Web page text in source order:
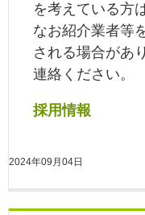
を考えている方
なお紹介業者等
される場合があ
連絡ください。
採用情報
2024年09月04日